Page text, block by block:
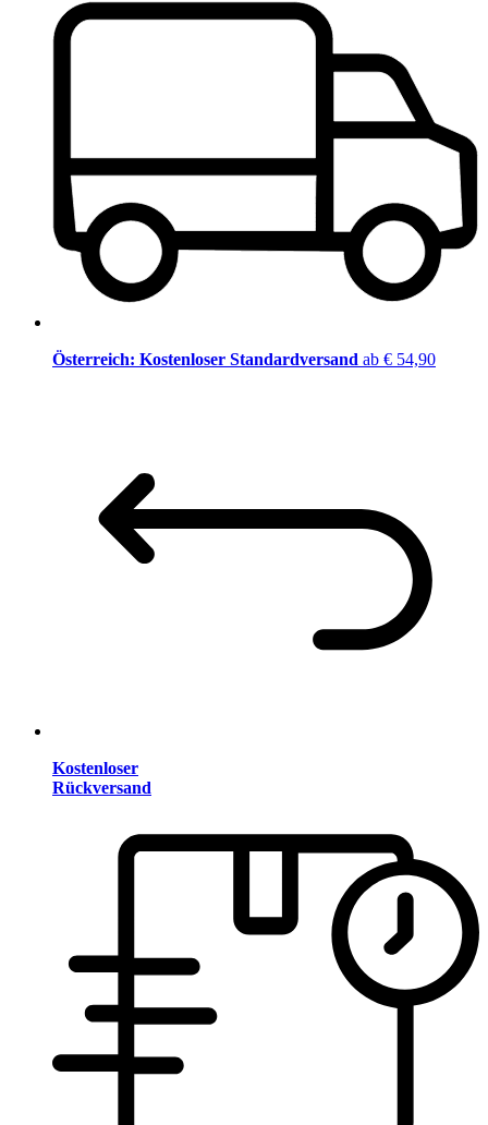
Österreich: Kostenloser Standardversand ab € 54,90
Kostenloser
Rückversand